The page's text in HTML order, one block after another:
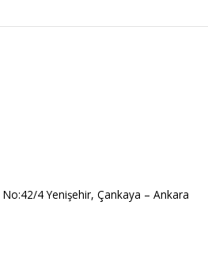
4 Yenişehir, Çankaya – Ankara